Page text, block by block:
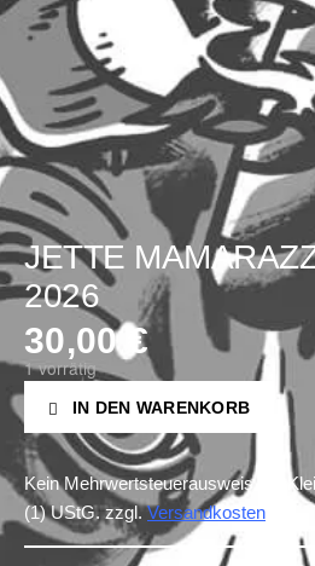
JETTE
2026
30,00 €
1 vorrätig
IN DEN WARENKORB
Kein Mehrwertsteuerausweis, da
(1) UStG. zzgl.Versandkosten